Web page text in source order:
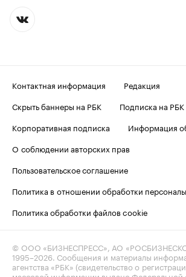
Контактная информация
Редакция
Скрыть баннеры на РБК
Подписка на РБК
Корпоративная подписка
Информация
О соблюдении авторских прав
Пользовательское соглашение
Политика в отношении обработки
Политика обработки файлов cookie
© ООО «БИЗНЕСПРЕСС», АО
1995–2026. Сообщения и материалы
агентства «РБК» (свидетельство о